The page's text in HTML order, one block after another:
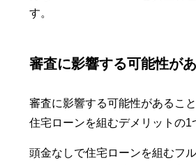
す。
審査に影響する可能性が
審査に影響する可能性があるこ
住宅ローンを組むデメリットの1
頭金なしで住宅ローンを組むフ